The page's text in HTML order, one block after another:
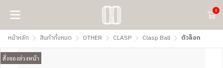
0
หน้าหลัก สินค้าทั้งหมด OTHER CLASP Clasp Ball ตัวล็อก
สั่งจองล่วงหน้า